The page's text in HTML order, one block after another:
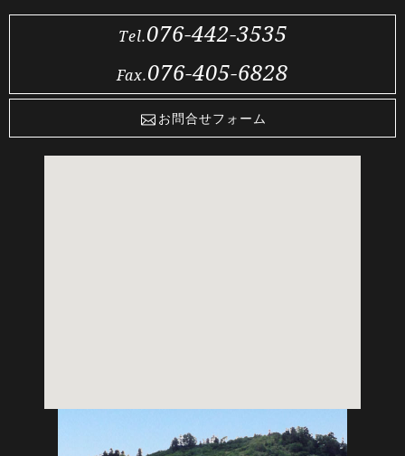
Tel.076-442-3535
Fax.076-405-6828
お問合せフォーム